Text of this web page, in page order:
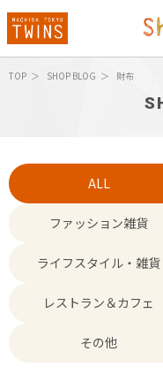
TOP SHOP BLOG 財布
ALL
ファッション雑貨
ライフスタイル・雑貨
レストラン＆カフェ
その他